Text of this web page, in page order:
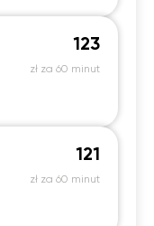
123
zł za 60 minut
121
zł za 60 minut